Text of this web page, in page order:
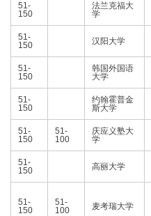
51-
150
法兰克福大
学
51-
150
汉阳大学
51-
150
韩国外国语
大学
51-
150
约翰霍普金
斯大学
51-
150
51-
100
庆应义塾大
学
51-
150
高丽大学
51-
150
51-
100
麦考瑞大学